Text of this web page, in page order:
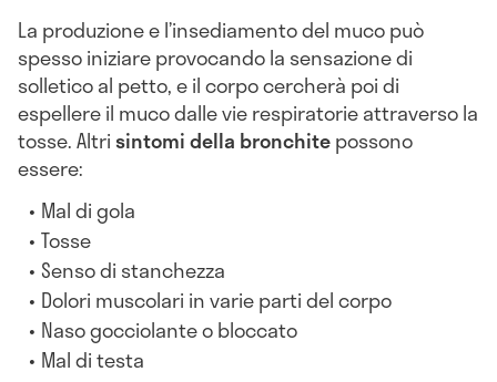
La produzione e l’insediamento del muco può
spesso iniziare provocando la sensazione di
solletico al petto, e il corpo cercherà poi di
espellere il muco dalle vie respiratorie attraverso la
tosse. Altrisintomi della bronchitepossono
essere:
Mal di gola
Tosse
Senso di stanchezza
Dolori muscolari in varie parti del corpo
Naso gocciolante o bloccato
Mal di testa